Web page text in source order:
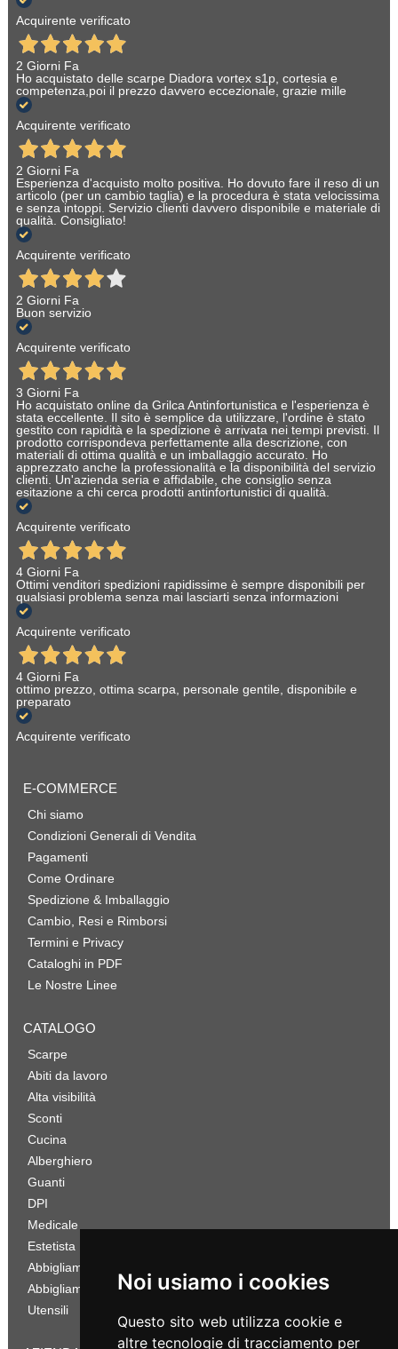
Noi usiamo i cookies
Questo sito web utilizza cookie e
altre tecnologie di tracciamento per
Acquirente verificato
2 Giorni Fa
Ho acquistato delle scarpe Diadora vortex s1p, cortesia e
competenza,poi il prezzo davvero eccezionale, grazie mille
Acquirente verificato
2 Giorni Fa
Esperienza d'acquisto molto positiva. Ho dovuto fare il reso di un
articolo (per un cambio taglia) e la procedura è stata velocissima
e senza intoppi. Servizio clienti davvero disponibile e materiale di
qualità. Consigliato!
Acquirente verificato
2 Giorni Fa
Buon servizio
Acquirente verificato
3 Giorni Fa
Ho acquistato online da Grilca Antinfortunistica e l'esperienza è
stata eccellente. Il sito è semplice da utilizzare, l'ordine è stato
gestito con rapidità e la spedizione è arrivata nei tempi previsti. Il
prodotto corrispondeva perfettamente alla descrizione, con
materiali di ottima qualità e un imballaggio accurato. Ho
apprezzato anche la professionalità e la disponibilità del servizio
clienti. Un'azienda seria e affidabile, che consiglio senza
esitazione a chi cerca prodotti antinfortunistici di qualità.
Acquirente verificato
4 Giorni Fa
Ottimi venditori spedizioni rapidissime è sempre disponibili per
qualsiasi problema senza mai lasciarti senza informazioni
Acquirente verificato
4 Giorni Fa
ottimo prezzo, ottima scarpa, personale gentile, disponibile e
preparato
Acquirente verificato
E-COMMERCE
Chi siamo
Condizioni Generali di Vendita
Pagamenti
Come Ordinare
Spedizione & Imballaggio
Cambio, Resi e Rimborsi
Termini e Privacy
Cataloghi in PDF
Le Nostre Linee
CATALOGO
Scarpe
Abiti da lavoro
Alta visibilità
Sconti
Cucina
Alberghiero
Guanti
DPI
Medicale
Estetista
Abbigliamento Sportivo
Abbigliamento Bambino
Utensili